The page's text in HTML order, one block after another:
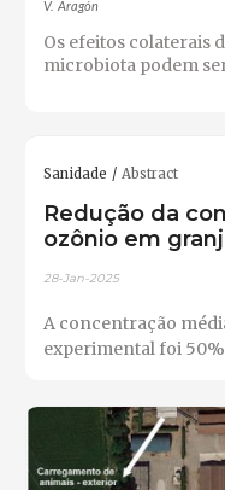
V. Aragón
Os efeitos colaterais
microbiota podem
Sanidade Abstract
Redução da
ozônio em
28-Jan-2025
A concentração
experimental foi